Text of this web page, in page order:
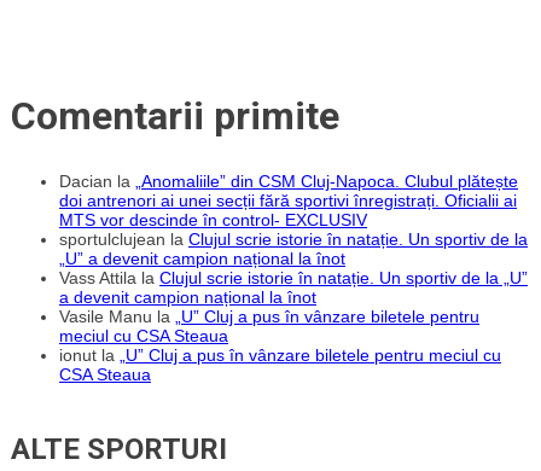
Comentarii primite
Dacian la
„Anomaliile” din CSM Cluj-Napoca. Clubul plătește
doi antrenori ai unei secții fără sportivi înregistrați. Oficialii ai
MTS vor descinde în control- EXCLUSIV
sportulclujean la Clujul scrie istorie în natație. Un sportiv de la
„U” a devenit campion național la înot
Vass Attila la Clujul scrie istorie în natație. Un sportiv de la „U”
a devenit campion național la înot
Vasile Manu la
„U” Cluj a pus în vânzare biletele pentru
meciul cu CSA Steaua
ionut la
„U” Cluj a pus în vânzare biletele pentru meciul cu
CSA Steaua
ALTE SPORTURI